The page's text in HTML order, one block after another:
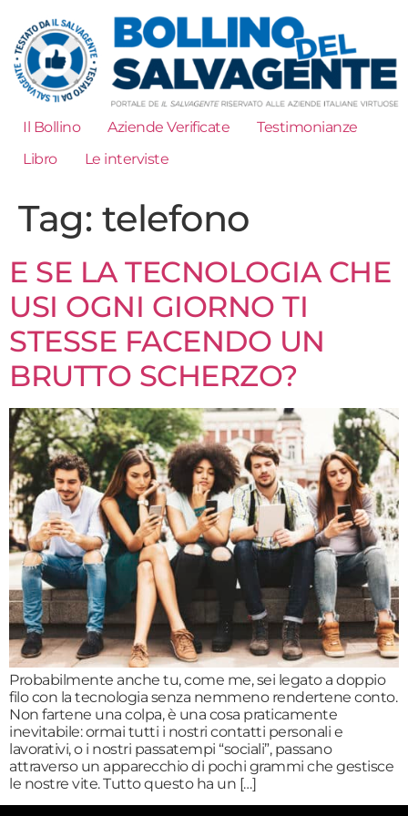
Il Bollino Aziende Verificate
Testimonianze
Libro
Le interviste
Tag: telefono
E SE LA TECNOLOGIA CHE
USI OGNI GIORNO TI
STESSE FACENDO UN
BRUTTO SCHERZO?
Probabilmente anche tu, come me, sei legato a doppio
filo con la tecnologia senza nemmeno rendertene conto.
Non fartene una colpa, è una cosa praticamente
inevitabile: ormai tutti i nostri contatti personali e
lavorativi, o i nostri passatempi “sociali”, passano
attraverso un apparecchio di pochi grammi che gestisce
le nostre vite. Tutto questo ha un […]